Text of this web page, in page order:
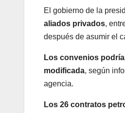
El gobierno de la
aliados privados,
después de asumir el
Los convenios
modificada, según
agencia.
Los 26 contratos